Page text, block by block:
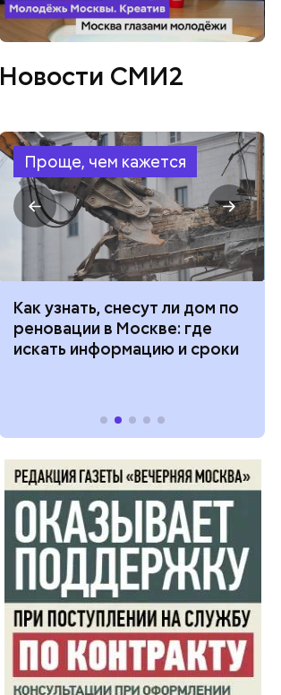
Новости СМИ2
Проще, чем кажется
Как узнать, снесут ли дом по
реновации в Москве: где
искать информацию и сроки